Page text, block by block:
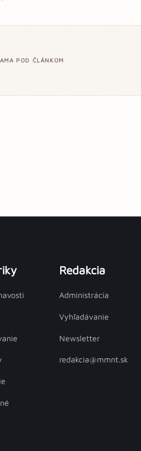
POD ČLÁNKOM
Redakcia
Administrácia
Vyhľadávanie
Newsletter
redakcia@mmnt.sk